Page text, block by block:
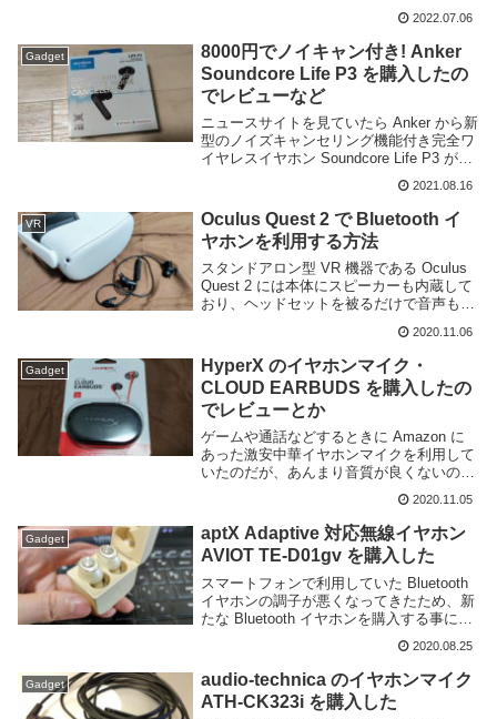
利用していなかったのだが、せっかくなの
でもうちょっと良いものを・・・というこ
とでゼン...
2022.07.06
Gadget
8000円でノイキャン付き! Anker
Soundcore Life P3 を購入したの
でレビューなど
ニュースサイトを見ていたら Anker から新
型のノイズキャンセリング機能付き完全ワ
イヤレスイヤホン Soundcore Life P3 がリ
ールで割引されていたのでつい購入してし
まった。SoundCo...
2021.08.16
VR
Oculus Quest 2 で Bluetooth イ
ヤホンを利用する方法
スタンドアロン型 VR 機器である Oculus
Quest 2 には本体にスピーカーも内蔵して
おり、ヘッドセットを被るだけで音声も聞
入感を高めるためにイヤホンやヘッドフォ
ンを利用したい場合もあるだろう...
2020.11.06
Gadget
HyperX のイヤホンマイク・
CLOUD EARBUDS を購入したの
でレビューとか
ゲームや通話などするときに Amazon に
あった激安中華イヤホンマイクを利用して
いたのだが、あんまり音質が良くないので
少しランクの高いイヤホンマイクを購入す
る事にした。今回購入したのは HyperX と
いうブランドの CLOUD EARB...
2020.11.05
Gadget
aptX Adaptive 対応無線イヤホン
AVIOT TE-D01gv を購入した
スマートフォンで利用していた Bluetooth
イヤホンの調子が悪くなってきたため、新
たな Bluetooth イヤホンを購入する事にし
の TE-D01gv というやつ。今年の6月に発
売された比...
2020.08.25
Gadget
audio-technica のイヤホンマイク
ATH-CK323i を購入した